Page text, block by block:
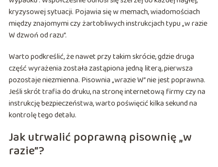
kryzysowej sytuacji. Pojawia się w memach, wiadomościach
między znajomymi czy żartobliwych instrukcjach typu „w razie
W dzwoń od razu”.
Warto podkreślić, że nawet przy takim skrócie, gdzie druga
część wyrażenia została zastąpiona jedną literą, pierwsza
pozostaje niezmienna. Pisownia „wrazie W” nie jest poprawna.
Jeśli skrót trafia do druku, na stronę internetową firmy czy na
instrukcję bezpieczeństwa, warto poświęcić kilka sekund na
kontrolę tego detalu.
Jak utrwalić poprawną pisownię „w
razie”?